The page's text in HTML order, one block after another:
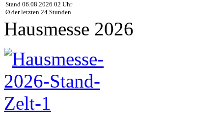
Stand 06.08.2026 02 Uhr
Ø der letzten 24 Stunden
Hausmesse 2026